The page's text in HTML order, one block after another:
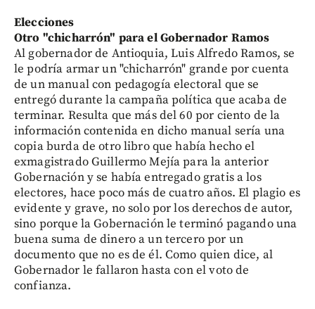
Elecciones
Otro "chicharrón" para el Gobernador Ramos
Al gobernador de Antioquia, Luis Alfredo Ramos, se
le podría armar un "chicharrón" grande por cuenta
de un manual con pedagogía electoral que se
entregó durante la campaña política que acaba de
terminar. Resulta que más del 60 por ciento de la
información contenida en dicho manual sería una
copia burda de otro libro que había hecho el
exmagistrado Guillermo Mejía para la anterior
Gobernación y se había entregado gratis a los
electores, hace poco más de cuatro años. El plagio es
evidente y grave, no solo por los derechos de autor,
sino porque la Gobernación le terminó pagando una
buena suma de dinero a un tercero por un
documento que no es de él. Como quien dice, al
Gobernador le fallaron hasta con el voto de
confianza.